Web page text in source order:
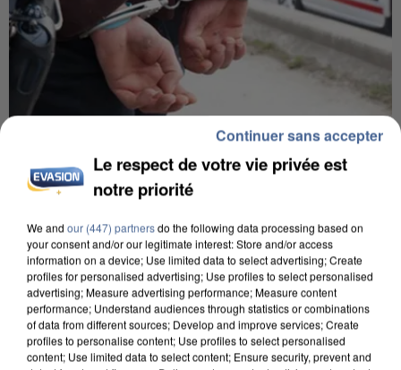
7 août 2026
Un second cadre de la DZ Mafia interpellé en
Algérie
Un cofondateur du réseau avait été interpellé
quelques jours plus tôt.
Le respect de votre vie privée est
notre priorité
We and our (447) partnersdo the following data processing based on
your consent and/or our legitimate interest: Store and/or access
information on a device; Use limited data to select advertising; Create
profiles for personalised advertising; Use profiles to select personalised
advertising; Measure advertising performance; Measure content
performance; Understand audiences through statistics or combinations
of data from different sources; Develop and improve services; Create
profiles to personalise content; Use profiles to select personalised
content; Use limited data to select content; Ensure security, prevent and
Continuer sans accepter